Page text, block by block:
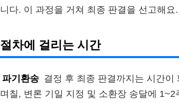
니다. 이 과정을 거쳐 최종 판결을 선고해요.
절차에 걸리는 시간
파기환송 결정 후 최종 판결까지는 시간
며칠, 변론 기일 지정 및 소환장 송달에